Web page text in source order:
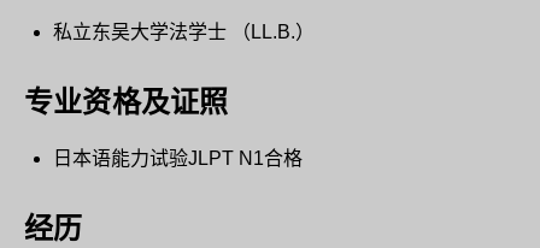
私立东吴大学法学士 （LL.B.）
专业资格及证照
日本语能力试验JLPT N1合格
经历